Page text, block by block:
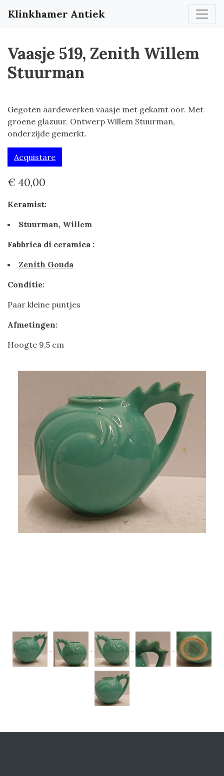
Klinkhamer Antiek
Vaasje 519, Zenith Willem
Stuurman
Gegoten aardewerken vaasje met gekamt oor. Met
groene glazuur. Ontwerp Willem Stuurman,
onderzijde gemerkt.
Acquistare
€ 40,00
Keramist:
Stuurman, Willem
Fabbrica di ceramica :
Zenith Gouda
Conditie:
Paar kleine puntjes
Afmetingen:
Hoogte 9,5 cm